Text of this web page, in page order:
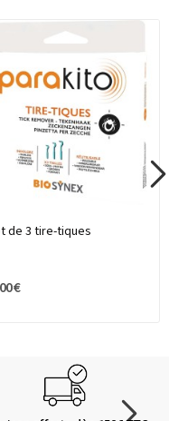
de 3 tire-tiques
€